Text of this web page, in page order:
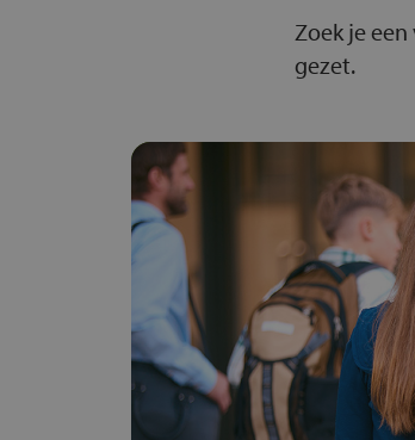
Zoek je
gezet.